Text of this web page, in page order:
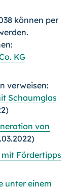
können per
KG
verweisen:
Schaumglas
von
mit Fördertipps
unter einem